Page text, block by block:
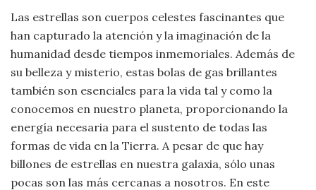
Sociología
Tecnología
Universo
Viajar
Las estrellas son cuerpos celestes fascinantes que
han capturado la atención y la imaginación de la
humanidad desde tiempos inmemoriales. Además de
su belleza y misterio, estas bolas de gas brillantes
también son esenciales para la vida tal y como la
conocemos en nuestro planeta, proporcionando la
energía necesaria para el sustento de todas las
formas de vida en la Tierra. A pesar de que hay
billones de estrellas en nuestra galaxia, sólo unas
pocas son las más cercanas a nosotros. En este